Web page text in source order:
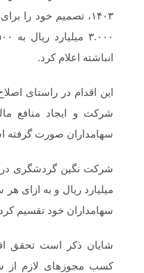
۱۴۰۳، تصمیم خود را
انباشته اعلام کرد.
این اقدام در راستای
شرکت و ایجاد منافع
سهامداران صورت گرفته
سهامداران خود تقسیم
شایان ذکر است تحقق
کسب مجوزهای لازم از